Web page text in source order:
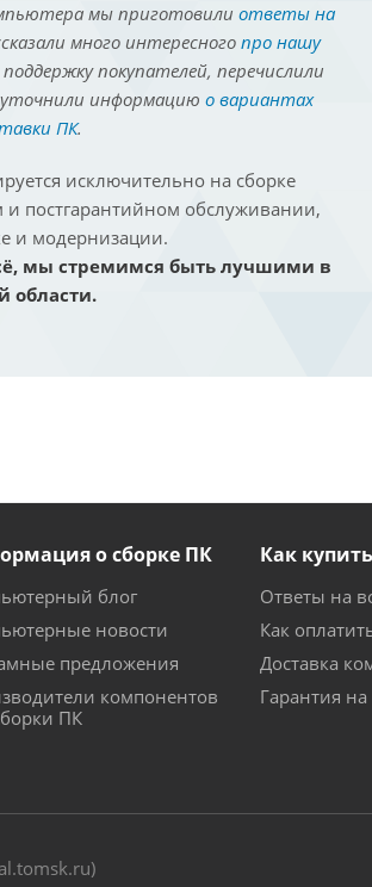
мы приготовили ответы на
много интересного про нашу
покупателей, перечислили
информацию о вариантах
ПК.
исключительно на сборке
постгарантийном обслуживании,
и модернизации.
мы стремимся быть лучшими в
области.
о сборке ПК
блог
новости
предложения
компонентов
ПК
Как
Ответы на
Как
Доставка
Гарантия